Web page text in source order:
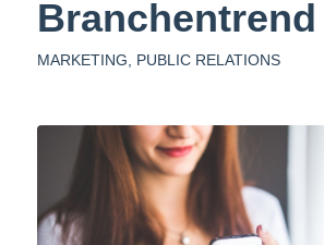
Branchentrend
MARKETING PUBLIC RELATIONS